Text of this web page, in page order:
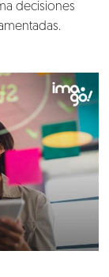
decisiones